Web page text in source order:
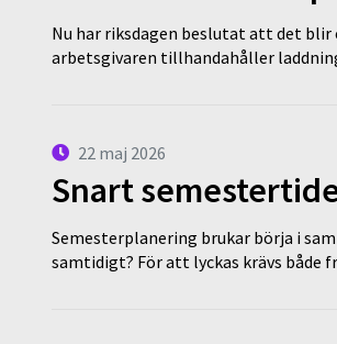
Nu har riksdagen beslutat att det
arbetsgivaren tillhandahåller
22 maj 2026
Snart
Semesterplanering brukar börja i
samtidigt? För att lyckas krävs